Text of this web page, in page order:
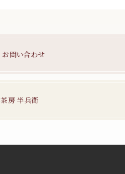
お問い合わせ
茶房 半兵衛